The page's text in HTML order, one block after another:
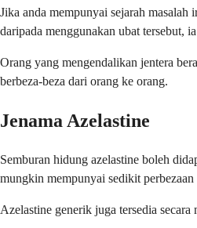
Jika anda mempunyai sejarah masalah
daripada menggunakan ubat tersebut,
Orang yang mengendalikan jentera
berbeza-beza dari orang ke orang.
Jenama Azelastine
Semburan hidung azelastine boleh
mungkin mempunyai sedikit
Azelastine generik juga tersedia